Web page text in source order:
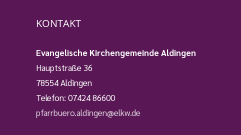
KONTAKT
Evangelische Kirchengemeinde Aldingen
Hauptstraße 36
78554 Aldingen
Telefon: 07424 86600
pfarrbuero.aldingen@elkw.de